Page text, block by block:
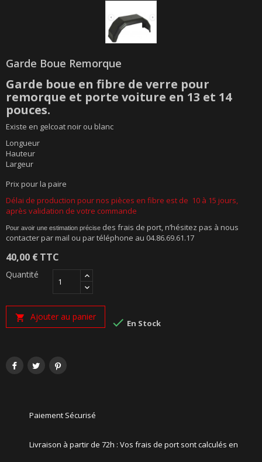
Garde Boue Remorque
Garde boue en fibre de verre pour
remorque et porte voiture en 13 et 14
pouces.
Existe en gelcoat noir ou blanc
Longueur
Hauteur
Largeur
Prix pour la paire
Délai de production pour nos pièces en fibre est de 10 à 15 jours,
après validation de votre commande
Pour avoir une estimation précise des frais de port, n’hésitez pas à nous
contacter par mail ou par téléphone au 04.86.69.61.17
40,00 €TTC
Quantité
 Ajouter au panier  En Stock
Paiement Sécurisé
Livraison à partir de 72h : Vos frais de port sont calculés en